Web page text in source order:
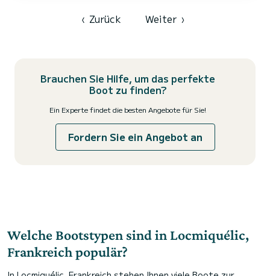
‹ Zurück Weiter ›
Brauchen Sie Hilfe, um das perfekte
Boot zu finden?
Ein Experte findet die besten Angebote für Sie!
Fordern Sie ein Angebot an
Welche Bootstypen sind in Locmiquélic,
Frankreich populär?